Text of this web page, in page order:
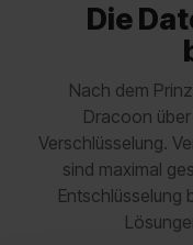
Die
Nach dem
Dracoon
Verschlüsselung.
sind maximal
Entschlüsselung